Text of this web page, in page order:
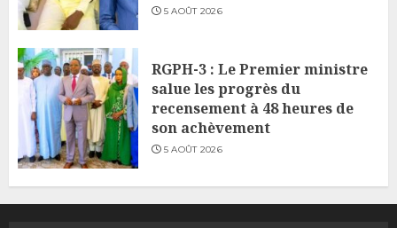
5 AOÛT 2026
RGPH-3 : Le Premier ministre
salue les progrès du
recensement à 48 heures de
son achèvement
5 AOÛT 2026